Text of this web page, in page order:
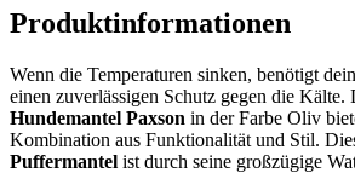
Produktinformationen
Wenn die Temperaturen sinken, benötigt
einen zuverlässigen Schutz gegen die Kälte.
Hundemantel Paxson in der Farbe Oliv
Kombination aus Funktionalität und Stil.
Puffermantel ist durch seine großzügige